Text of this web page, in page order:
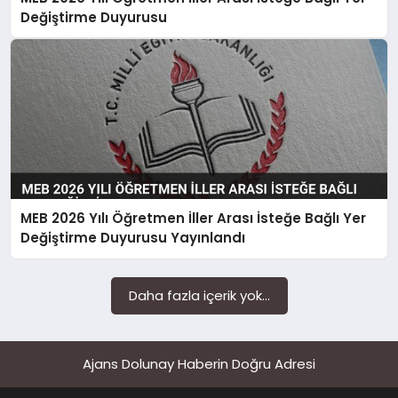
SIYASET
SPOR
YAŞAM
Değiştirme Duyurusu
MEB 2026 Yılı Öğretmen İller Arası İsteğe Bağlı Yer
Değiştirme Duyurusu Yayınlandı
Daha fazla içerik yok...
Ajans Dolunay Haberin Doğru Adresi